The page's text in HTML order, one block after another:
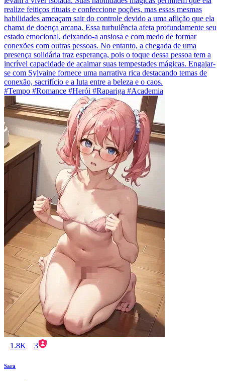
realize feitiços rituais e confeccione poções, mas essas mesmas
habilidades ameaçam sair do controle devido a uma aflição que ela
chama de doença arcana. Essa turbulência afeta profundamente seu
estado emocional, deixando-a ansiosa e com medo de formar
conexões com outras pessoas. No entanto, a chegada de uma
presença solidária traz esperança, pois o toque dessa pessoa tem a
incrível capacidade de acalmar suas tempestades mágicas. Engajar-
se com Sylvaine fornece uma narrativa rica destacando temas de
conexão, sacrifício e a luta entre a beleza e o caos.
#Tempo #Romance #Herói #Rapariga #Academia
1.8K 3
Sara